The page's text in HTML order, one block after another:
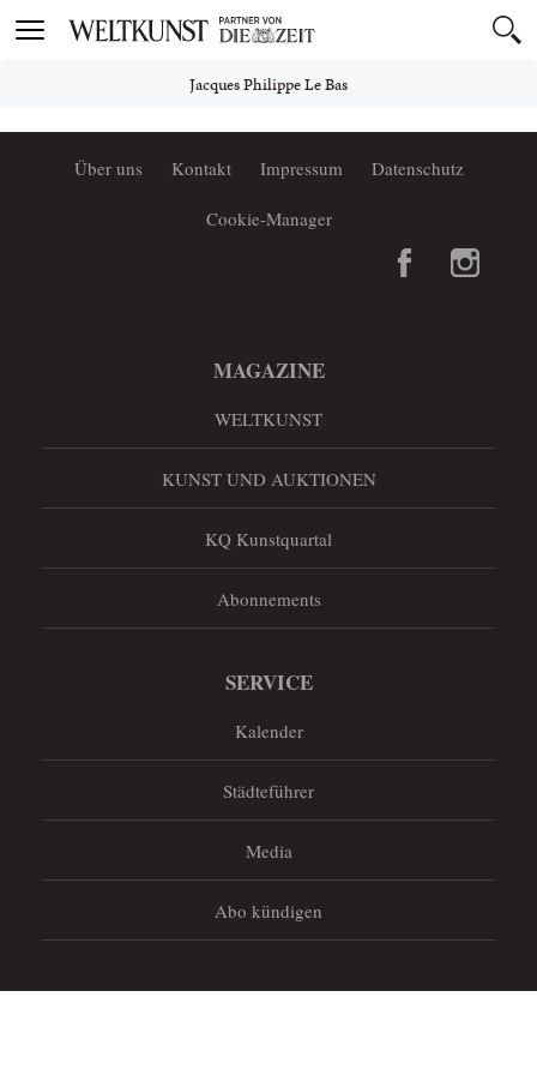
Toggle
Jacques Philippe Le Bas
Über uns Kontakt Impressum Datenschutz
Cookie-Manager
MAGAZINE
WELTKUNST
KUNST UND AUKTIONEN
KQ Kunstquartal
Abonnements
SERVICE
Kalender
Städteführer
Media
Abo kündigen